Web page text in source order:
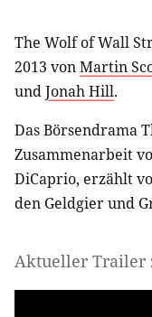
The Wolf of Wall
2013 vonMartin
undJonah Hill.
Das Börsendrama
Zusammenarbeit
DiCaprio, erzählt
den Geldgier und
Aktueller Trailer